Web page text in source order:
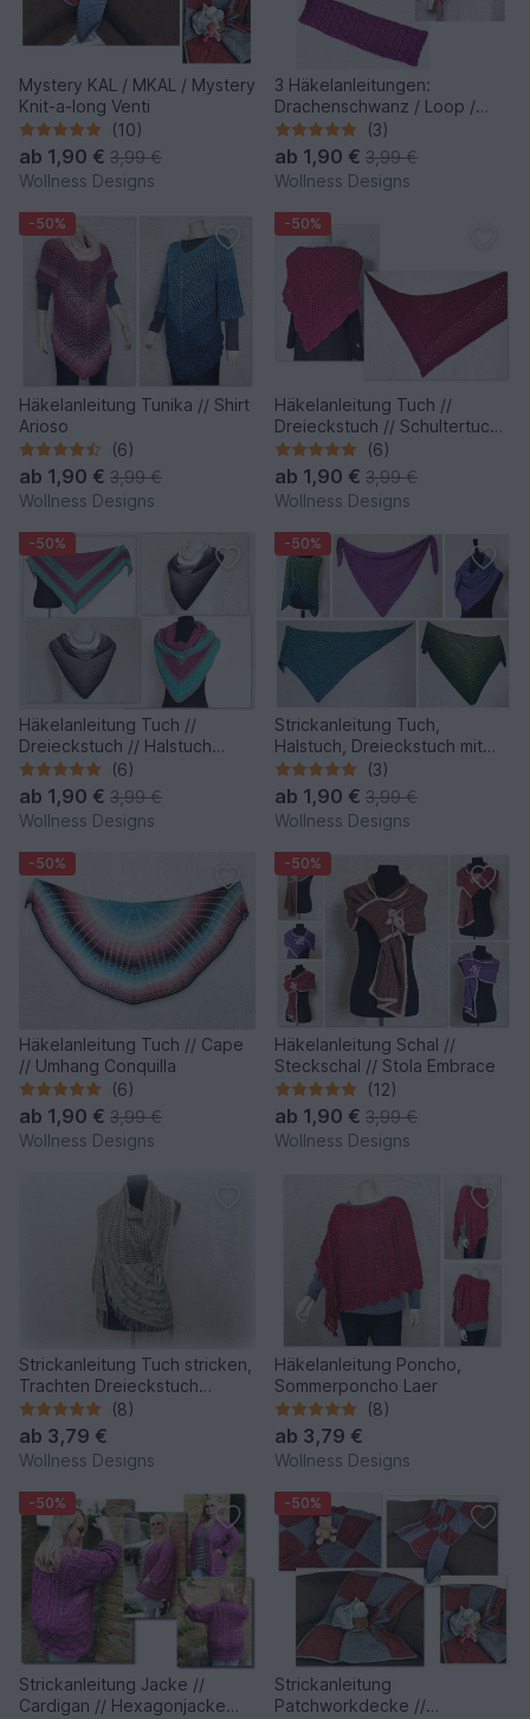
Mystery KAL / MKAL / Mystery
Knit-a-long Venti
(10)
ab 1,90 € 3,99 €
Wollness Designs
3 Häkelanleitungen:
Drachenschwanz / Loop /
Dreieckstuch Schachmatt
(3)
ab 1,90 € 3,99 €
Wollness Designs
-50%
Häkelanleitung Tunika // Shirt
Arioso
(6)
ab 1,90 € 3,99 €
Wollness Designs
-50%
Häkelanleitung Tuch //
Dreieckstuch // Schultertuch
Hibiskus
(6)
ab 1,90 € 3,99 €
Wollness Designs
-50%
Häkelanleitung Tuch //
Dreieckstuch // Halstuch
Karma
(6)
ab 1,90 € 3,99 €
Wollness Designs
-50%
Strickanleitung Tuch,
Halstuch, Dreieckstuch mit
Hebemaschen Walk the Line
(3)
ab 1,90 € 3,99 €
Wollness Designs
-50%
Häkelanleitung Tuch // Cape
// Umhang Conquilla
(6)
ab 1,90 € 3,99 €
Wollness Designs
-50%
Häkelanleitung Schal //
Steckschal // Stola Embrace
(12)
ab 1,90 € 3,99 €
Wollness Designs
Strickanleitung Tuch stricken,
Trachten Dreieckstuch
stricken, Stola stricken Eryn
(8)
ab 3,79 €
Wollness Designs
Häkelanleitung Poncho,
Sommerponcho Laer
(8)
ab 3,79 €
Wollness Designs
-50%
Strickanleitung Jacke //
Cardigan // Hexagonjacke
-50%
Strickanleitung
Patchworkdecke //